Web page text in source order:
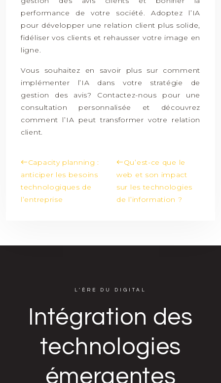
performance de votre société. Adoptez l’IA
pour développer une relation client plus solide,
fidéliser vos clients et rehausser votre image en
ligne.
Vous souhaitez en savoir plus sur comment
implémenter l’IA dans votre stratégie de
gestion des avis? Contactez-nous pour une
consultation personnalisée et découvrez
comment l’IA peut transformer votre relation
client.
Capacity planning :
anticiper les besoins
technologiques de
l’entreprise
Qu’est-ce que le
web et son impact
sur les technologies
de l’information ?
L’ÈRE DU DIGITAL
Intégration des
technologies
émergentes